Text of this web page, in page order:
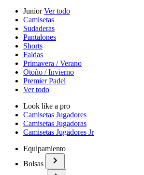
JuniorVer todo
Camisetas
Sudaderas
Pantalones
Shorts
Faldas
Primavera / Verano
Otoño / Invierno
Premier Padel
Ver todo
Look like a pro
Camisetas Jugadores
Camisetas Jugadoras
Camisetas Jugadores Jr
Equipamiento
Bolsas